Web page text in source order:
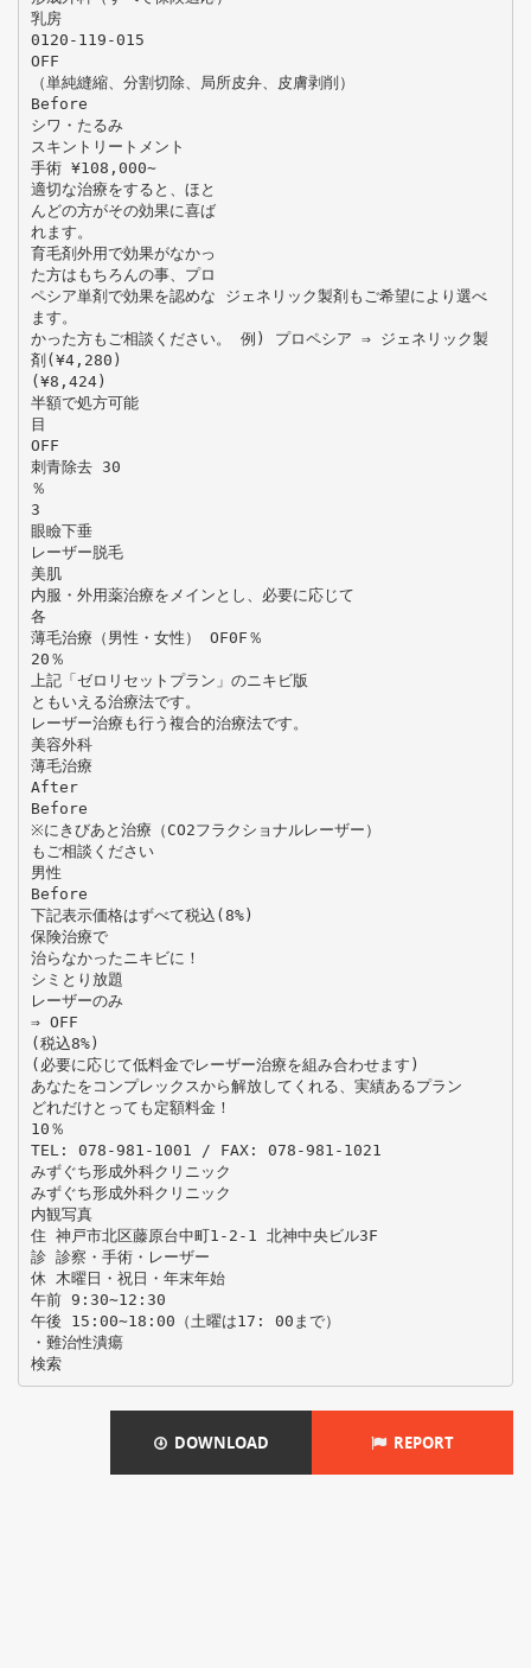
乳房
0120-119-015
OFF
（単純縫縮、分割切除、局所皮弁、皮膚剥削）
Before
シワ・たるみ
スキントリートメント
手術 ¥108,000∼
適切な治療をすると、ほと
んどの方がその効果に喜ば
れます。
育毛剤外用で効果がなかっ
た方はもちろんの事、プロ
ペシア単剤で効果を認めな ジェネリック製剤もご希望により選べ
ます。
かった方もご相談ください。 例) プロペシア ⇒ ジェネリック製
剤(¥4,280)
(¥8,424)
半額で処方可能
目
OFF
刺青除去 30
％
3
眼瞼下垂
レーザー脱毛
美肌
内服・外用薬治療をメインとし、必要に応じて
各
薄毛治療（男性・女性） OF0F％
20％
上記「ゼロリセットプラン」のニキビ版
ともいえる治療法です。
レーザー治療も行う複合的治療法です。
美容外科
薄毛治療
After
Before
※にきびあと治療（CO2フラクショナルレーザー）
もご相談ください
男性
Before
下記表示価格はずべて税込(8%)
保険治療で
治らなかったニキビに！
シミとり放題
レーザーのみ
⇒ OFF
(税込8%)
(必要に応じて低料金でレーザー治療を組み合わせます)
あなたをコンプレックスから解放してくれる、実績あるプラン
どれだけとっても定額料金！
10％
TEL: 078-981-1001 / FAX: 078-981-1021
みずぐち形成外科クリニック
みずぐち形成外科クリニック
内観写真
住 神戸市北区藤原台中町1-2-1 北神中央ビル3F
診 診察・手術・レーザー
休 木曜日・祝日・年末年始
午前 9:30∼12:30
午後 15:00∼18:00（土曜は17: 00まで）
・難治性潰瘍
検索
DOWNLOAD REPORT